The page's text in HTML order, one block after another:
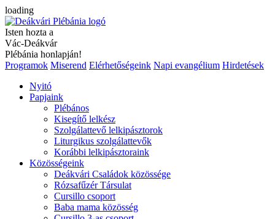
loading
Isten hozta a
Vác-Deákvár
Plébánia honlapján!
Programok Miserend Elérhetőségeink Napi evangélium Hirdetések
Nyitó
Papjaink
Plébános
Kisegítő lelkész
Szolgálattevő lelkipásztorok
Liturgikus szolgálattevők
Korábbi lelkipásztoraink
Közösségeink
Deákvári Családok közössége
Rózsafűzér Társulat
Cursillo csoport
Baba mama közösség